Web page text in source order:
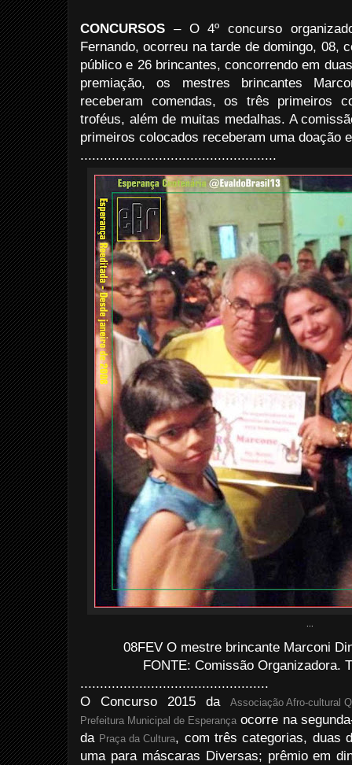
CONCURSOS – O 4º concurso
Fernando, ocorreu na tarde de domingo, 08,
público e 26 brincantes, concorrendo em
premiação, os mestres brincantes
receberam comendas, os três primeiros
troféus, além de muitas medalhas. A
primeiros colocados receberam uma doação
..................................................
08FEV O mestre brincante Marconi
FONTE: Comissão Organizadora.
................................................
O Concurso 2015 daAssociação Afro-cultural
Prefeitura Municipal de Esperança ocorre na
da Praça da Cultura, com três categorias, duas
uma para máscaras Diversas; prêmio em